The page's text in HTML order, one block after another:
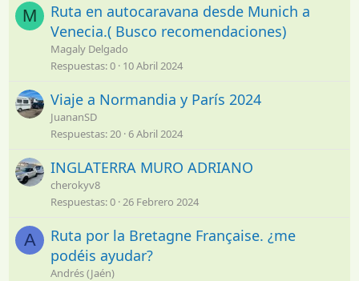
M
Ruta en autocaravana desde Munich a
Venecia.( Busco recomendaciones)
Magaly Delgado
Respuestas 0 10 Abril 2024
Viaje a Normandia y París 2024
JuananSD
Respuestas 20 6 Abril 2024
INGLATERRA MURO ADRIANO
cherokyv8
Respuestas 0 26 Febrero 2024
A
Ruta por la Bretagne Française. ¿me
podéis ayudar?
Andrés (Jaén)